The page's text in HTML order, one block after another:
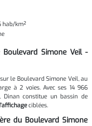
hab/km²
Simone Veil -
le Boulevard Simone Veil, au
à 2 voies. Avec ses 14 966
Dinan constitue un bassin de
ciblées.
du Boulevard Simone